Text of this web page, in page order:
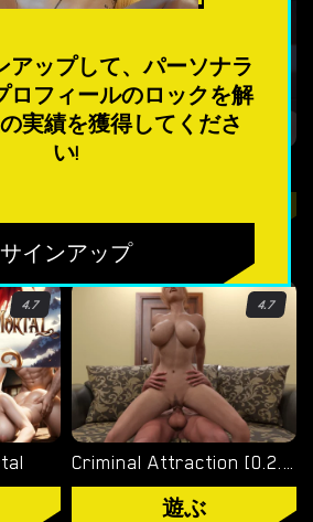
ュレーター
FUCK
DAYS
4.1
Kidnapped on Halloween
4.7 4.7
遊ぶ
アップして、パーソナラ
ロフィールのロックを解
実績を獲得してくださ
い!
サインアップ